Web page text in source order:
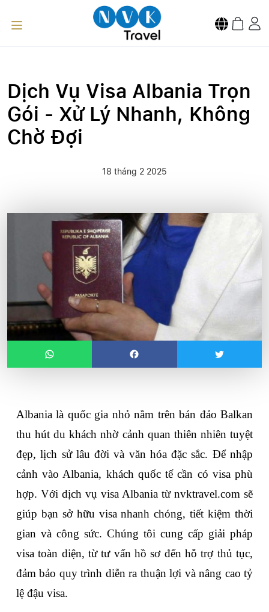
Dịch Vụ Visa Albania Trọn
Gói - Xử Lý Nhanh, Không
Chờ Đợi
18 tháng 2 2025
Albania là quốc gia nhỏ nằm trên bán đảo Balkan
thu hút du khách nhờ cảnh quan thiên nhiên tuyệt
đẹp, lịch sử lâu đời và văn hóa đặc sắc. Để nhập
cảnh vào Albania, khách quốc tế cần có visa phù
hợp. Với dịch vụ visa Albania từ nvktravel.com sẽ
giúp bạn sở hữu visa nhanh chóng, tiết kiệm thời
gian và công sức. Chúng tôi cung cấp giải pháp
visa toàn diện, từ tư vấn hồ sơ đến hỗ trợ thủ tục,
đảm bảo quy trình diễn ra thuận lợi và nâng cao tỷ
lệ đậu visa.